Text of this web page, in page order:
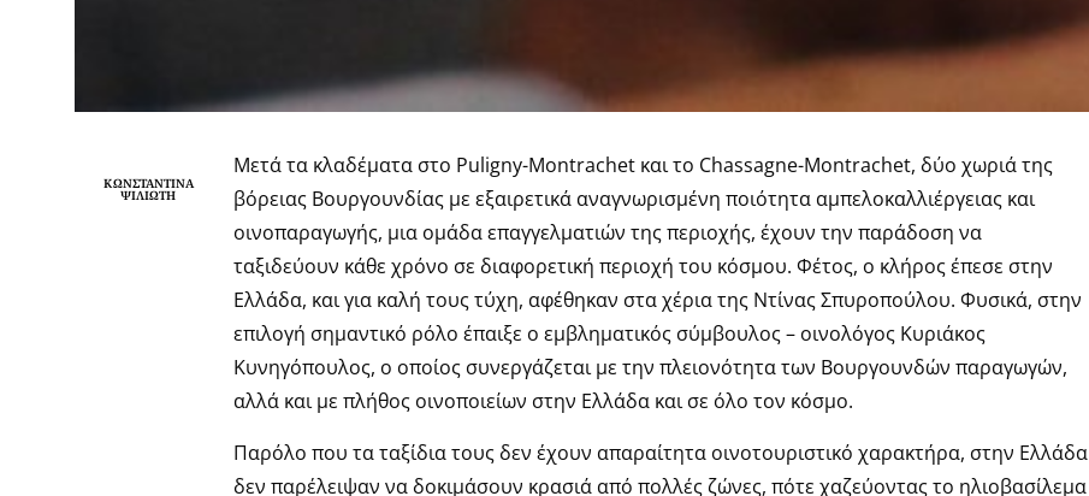
ΚΩΝΣΤΑΝΤΊΝΑ
ΨΙΛΙΏΤΗ
Μετά τα κλαδέματα στο Puligny-Montrachet και το Chassagne-Montrachet, δύο χωριά της
βόρειας Βουργουνδίας με εξαιρετικά αναγνωρισμένη ποιότητα αμπελοκαλλιέργειας και
οινοπαραγωγής, μια ομάδα επαγγελματιών της περιοχής, έχουν την παράδοση να
ταξιδεύουν κάθε χρόνο σε διαφορετική περιοχή του κόσμου. Φέτος, ο κλήρος έπεσε στην
Ελλάδα, και για καλή τους τύχη, αφέθηκαν στα χέρια της Ντίνας Σπυροπούλου. Φυσικά, στην
επιλογή σημαντικό ρόλο έπαιξε ο εμβληματικός σύμβουλος – οινολόγος Κυριάκος
Κυνηγόπουλος, ο οποίος συνεργάζεται με την πλειονότητα των Βουργουνδών παραγωγών,
αλλά και με πλήθος οινοποιείων στην Ελλάδα και σε όλο τον κόσμο.
Παρόλο που τα ταξίδια τους δεν έχουν απαραίτητα οινοτουριστικό χαρακτήρα, στην Ελλάδα
δεν παρέλειψαν να δοκιμάσουν κρασιά από πολλές ζώνες, πότε χαζεύοντας το ηλιοβασίλεμα